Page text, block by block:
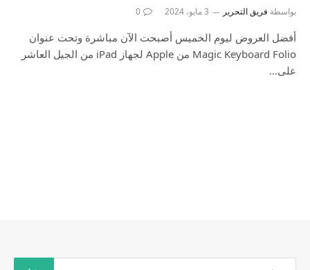
بواسطة فريق التحرير 3 مايو، 2024 0
أفضل العروض ليوم الخميس أصبحت الآن مباشرة وتحت عنوان
Magic Keyboard Folio من Apple لجهاز iPad من الجيل العاشر
على…